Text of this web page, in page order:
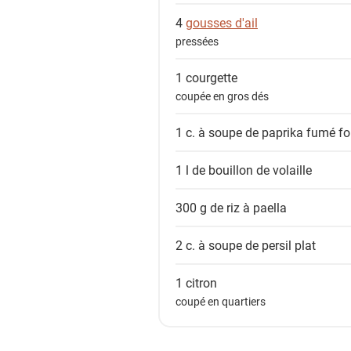
4gousses d'ail
pressées
1 courgette
coupée en gros dés
1 c. à soupe de paprika fumé
1 l de bouillon de volaille
300 g de riz à paella
2 c. à soupe de persil plat
1 citron
coupé en quartiers